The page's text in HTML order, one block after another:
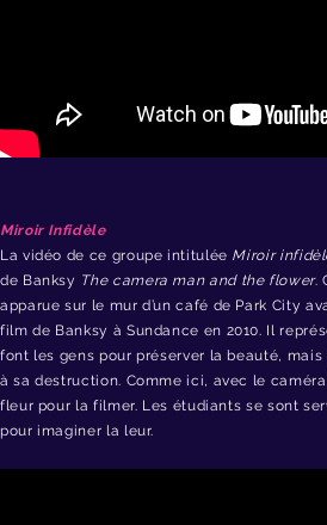
Miroir Infidèle
La vidéo de ce groupe intitulée Miroir
de Banksy The camera man and the flower.
apparue sur le mur d’un café de Park City
film de Banksy à Sundance en 2010. Il
font les gens pour préserver la beauté,
à sa destruction. Comme ici, avec le
fleur pour la filmer. Les étudiants se sont
pour imaginer la leur.